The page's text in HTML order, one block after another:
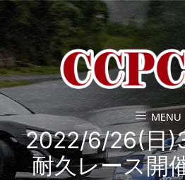
MENU
2022/6/26(日
耐久レース開